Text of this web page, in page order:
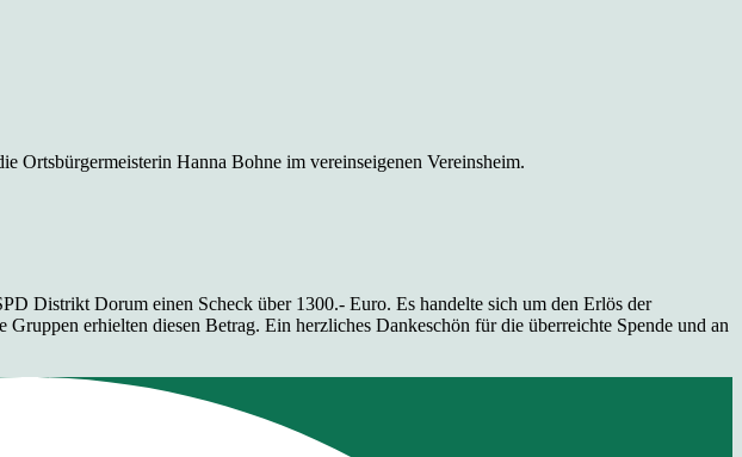
Ortsbürgermeisterin Hanna Bohne im vereinseigenen Vereinsheim.
Distrikt Dorum einen Scheck über 1300.- Euro. Es handelte sich um den Erlös der
erhielten diesen Betrag. Ein herzliches Dankeschön für die überreichte Spende und an